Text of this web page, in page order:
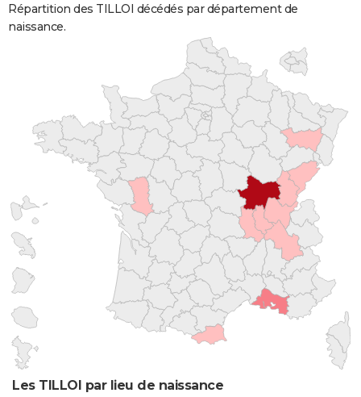
Répartition des TILLOI décédés par département de
naissance.
Les TILLOI par lieu de naissance